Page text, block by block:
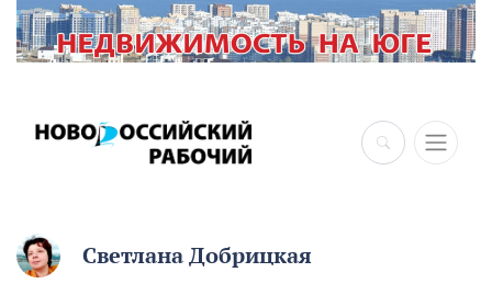
×
Светлана Добрицкая